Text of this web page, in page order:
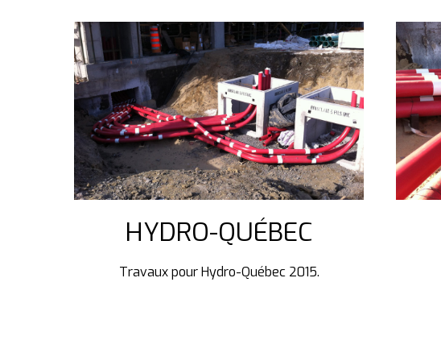
HYDRO-QUÉBEC
Travaux pour Hydro-Québec 2015.